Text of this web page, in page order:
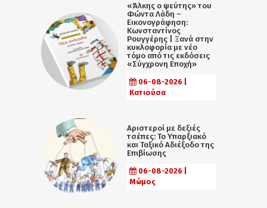
«Άλκης ο ψεύτης» του
Φώντα Λάδη –
Εικονογράφηση:
Κωνσταντίνος
Ρουγγέρης | Ξανά στην
κυκλοφορία με νέο
τόμο από τις εκδόσεις
«Σύγχρονη Εποχή»
06-08-2026 |
Κατιούσα
Αριστεροί με δεξιές
τσέπες: Το Υπαρξιακό
και Ταξικό Αδιέξοδο της
Επιβίωσης
06-08-2026 |
Μώμος